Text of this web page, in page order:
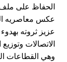
الحفاظ على ملف
عكس معاصريه الذين
عزيز ثروته
الاتصالات وتوزيع
وهي القطاعات التي